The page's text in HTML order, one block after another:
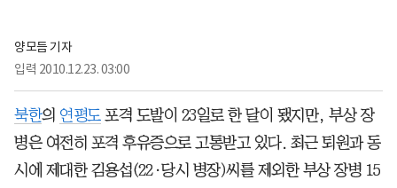
양모듬 기자
입력 2010.12.23. 03:00
북한의 연평도포격 도발이 23일로 한 달이 됐지만, 부상 장
병은 여전히 포격 후유증으로 고통받고 있다. 최근 퇴원과 동
시에 제대한 김용섭(22·당시 병장)씨를 제외한 부상 장병 15